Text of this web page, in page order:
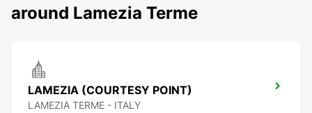
around Lamezia Terme
LAMEZIA (COURTESY POINT)
LAMEZIA TERME - ITALY